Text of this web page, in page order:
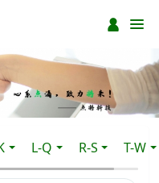
L-Q R-S T-W